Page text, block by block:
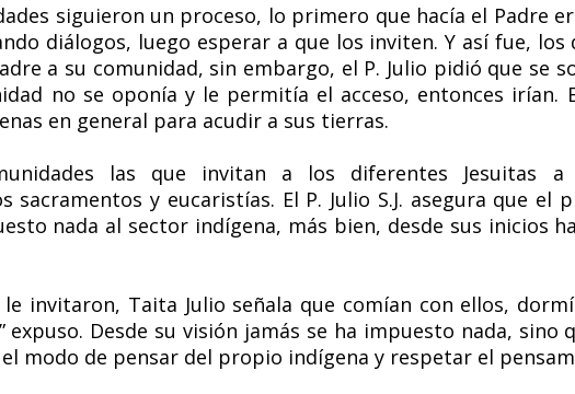
siguieron un proceso, lo primero que hacía el Padre
diálogos, luego esperar a que los inviten. Y así fue,
a su comunidad, sin embargo, el P. Julio pidió que se
no se oponía y le permitía el acceso, entonces irían.
en general para acudir a sus tierras.
las que invitan a los diferentes Jesuitas
sacramentos y eucaristías. El P. Julio S.J. asegura que el
nada al sector indígena, más bien, desde sus inicios
le invitaron, Taita Julio señala que comían con ellos,
expuso. Desde su visión jamás se ha impuesto nada, sino
modo de pensar del propio indígena y respetar el